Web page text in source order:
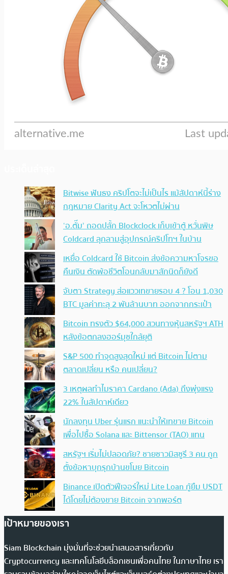
Bitwise ฟันธง คริปโตจะไม่เป็นไร แม้สัปดาห์นี้ร่าง
กฎหมาย Clarity Act จะโหวตไม่ผ่าน
‘อ.ตั๊ม’ ถอดปลั้ก Blockclock เก็บเข้าตู้ หวั่นพิษ
Coldcard ลุกลามสู่อุปกรณ์คริปโทฯ ในบ้าน
เหยื่อ Coldcard ใช้ Bitcoin ส่งข้อความหาโจรขอ
คืนเงิน ตัดพ้อชีวิตโอนกลับมาสักนิดก็ยังดี
จับตา Strategy ส่อแววเทขายรอบ 4 ? โอน 1,030
BTC มูลค่าทะลุ 2 พันล้านบาท ออกจากกระเป๋า
Bitcoin ทรงตัว $64,000 สวนทางหุ้นสหรัฐฯ ATH
หลังข้อตกลงฮอร์มุซใกล้ยุติ
S&P 500 ทำจุดสูงสุดใหม่ แต่ Bitcoin ไม่ตาม
ตลาดเปลี่ยน หรือ คนเปลี่ยน?
3 เหตุผลทำไมราคา Cardano (Ada) ถึงพุ่งแรง
22% ในสัปดาห์เดียว
นักลงทุน Uber รุ่นแรก แนะนำให้เทขาย Bitcoin
เพื่อไปซื้อ Solana และ Bittensor (TAO) แทน
สหรัฐฯ เริ่มไม่ปลอดภัย? ชายชาวมิสซูรี 3 คน ถูก
ตั้งข้อหาบุกรุกบ้านขโมย Bitcoin
Binance เปิดตัวฟีเจอร์ใหม่ Lite Loan กู้ยืม USDT
ได้โดยไม่ต้องขาย Bitcoin จากพอร์ต
เป้าหมายของเรา
Siam Blockchain มุ่งมั่นที่จะช่วยนำเสนอสารเกี่ยวกับ
Cryptocurrency และเทคโนโลยีบล็อกเชนเพื่อคนไทย ในภาษาไทย เรา